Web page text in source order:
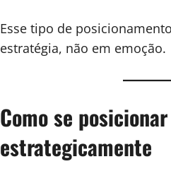
Esse tipo de
estratégia, não em emoção.
Como se posicionar
estrategicamente